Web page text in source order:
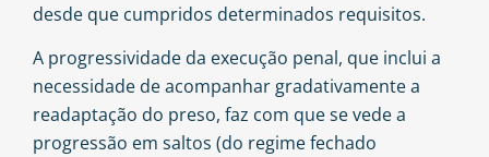
desde que cumpridos determinados requisitos.
A progressividade da execução penal, que inclui a
necessidade de acompanhar gradativamente a
readaptação do preso, faz com que se vede a
progressão em saltos (do regime fechado